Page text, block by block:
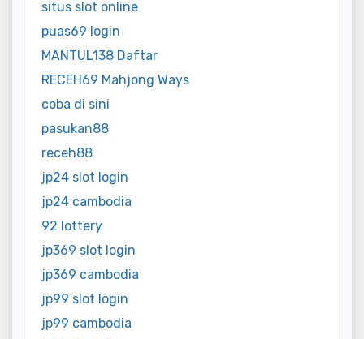
situs slot online
puas69 login
MANTUL138 Daftar
RECEH69 Mahjong Ways
coba di sini
pasukan88
receh88
jp24 slot login
jp24 cambodia
92 lottery
jp369 slot login
jp369 cambodia
jp99 slot login
jp99 cambodia